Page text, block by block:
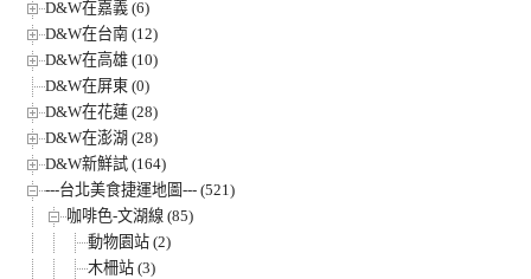
D&W在嘉義 (6)
D&W在台南 (12)
D&W在高雄 (10)
D&W在屏東 (0)
D&W在花蓮 (28)
D&W在澎湖 (28)
D&W新鮮試 (164)
---台北美食捷運地圖--- (521)
咖啡色-文湖線 (85)
動物園站 (2)
木柵站 (3)